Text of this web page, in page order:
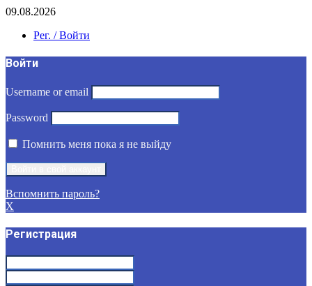
09.08.2026
Рег. / Войти
Войти
Username or email
Password
Помнить меня пока я не выйду
Вспомнить пароль?
X
Регистрация